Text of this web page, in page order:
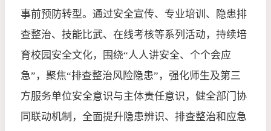
事前预防转型。通过安全宣传、专业培训、隐患排
查整治、技能比武、在线考核等系列活动，持续培
育校园安全文化，
围绕“人人讲安全、个个会应
急”，聚焦“排查整治风险隐患”，强化师生及第三
方服务单位安全意识与主体责任意识，健全部门协
同联动机制，全面提升隐患辨识、排查整治和应急